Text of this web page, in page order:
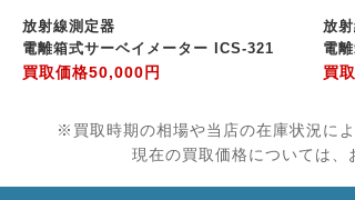
放射線測定器
電離箱式サーベイメーター ICS-321
買取価格50,000円
放
電
買
※買取時期の相場や当店の在庫状況に
現在の買取価格については、